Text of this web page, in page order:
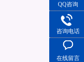
QQ咨询
咨询电话
在线留言